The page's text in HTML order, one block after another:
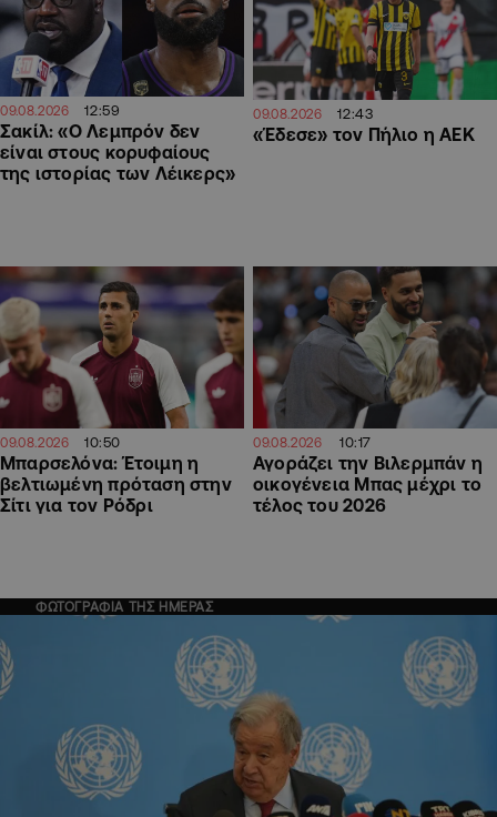
09.08.2026 12:59
Σακίλ: «Ο Λεμπρόν δεν
είναι στους κορυφαίους
της ιστορίας των Λέικερς»
09.08.2026 12:43
«Έδεσε» τον Πήλιο η ΑΕΚ
09.08.2026 10:50
Μπαρσελόνα: Έτοιμη η
βελτιωμένη πρόταση στην
Σίτι για τον Ρόδρι
09.08.2026 10:17
Αγοράζει την Βιλερμπάν η
οικογένεια Μπας μέχρι το
τέλος του 2026
ΦΩΤΟΓΡΑΦΙΑ ΤΗΣ ΗΜΕΡΑΣ